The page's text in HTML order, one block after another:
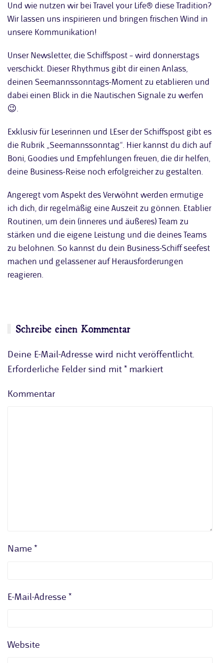
Und wie nutzen wir bei Travel your Life® diese Tradition?
Wir lassen uns inspirieren und bringen frischen Wind in
unsere Kommunikation!
Unser Newsletter, die Schiffspost – wird donnerstags
verschickt. Dieser Rhythmus gibt dir einen Anlass,
deinen Seemannssonntags-Moment zu etablieren und
dabei einen Blick in die Nautischen Signale zu werfen
😉.
Exklusiv für Leserinnen und LEser der Schiffspost gibt es
die Rubrik „Seemannssonntag“. Hier kannst du dich auf
Boni, Goodies und Empfehlungen freuen, die dir helfen,
deine Business-Reise noch erfolgreicher zu gestalten.
Angeregt vom Aspekt des Verwöhnt werden ermutige
ich dich, dir regelmäßig eine Auszeit zu gönnen. Etablier
Routinen, um dein (inneres und äußeres) Team zu
stärken und die eigene Leistung und die deines Teams
zu belohnen. So kannst du dein Business-Schiff seefest
machen und gelassener auf Herausforderungen
reagieren.
Schreibe einen Kommentar
Deine E-Mail-Adresse wird nicht veröffentlicht.
Erforderliche Felder sind mit *markiert
Kommentar
Name *
E-Mail-Adresse *
Website